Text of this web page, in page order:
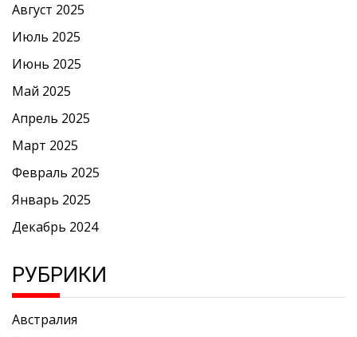
Август 2025
Июль 2025
Июнь 2025
Май 2025
Апрель 2025
Март 2025
Февраль 2025
Январь 2025
Декабрь 2024
РУБРИКИ
Австралия